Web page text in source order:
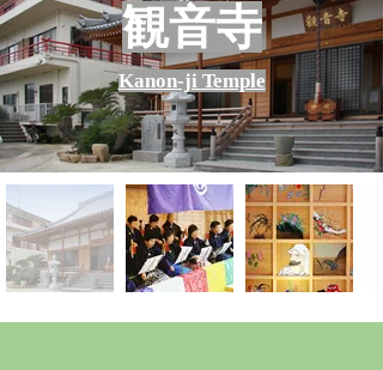
​観音寺
Kanon-ji Temple